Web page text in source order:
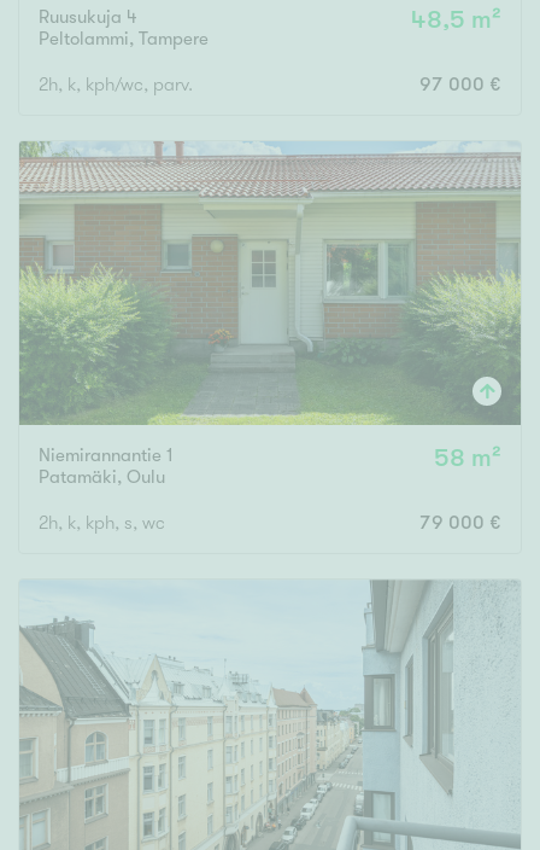
Ruusukuja 4
Peltolammi, Tampere
48,5 m²
2h, k, kph/wc, parv. 97 000 €
Niemirannantie 1
Patamäki, Oulu
58 m²
2h, k, kph, s, wc 79 000 €